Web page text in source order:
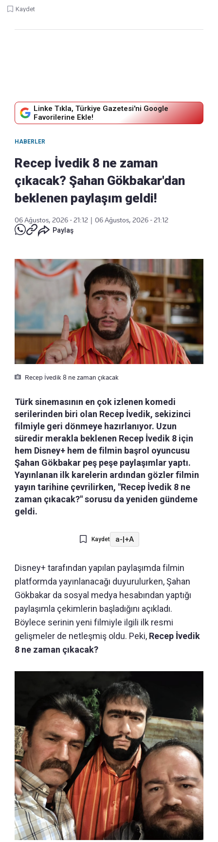
Kaydet
Linke Tıkla, Türkiye Gazetesi'ni Google
Favorilerine Ekle!
HABERLER
Recep İvedik 8 ne zaman
çıkacak? Şahan Gökbakar'dan
beklenen paylaşım geldi!
06 Ağustos, 2026 - 21:12
06 Ağustos, 2026 - 21:12
Paylaş
Recep İvedik 8 ne zaman çıkacak
Türk sinemasının en çok izlenen komedi
serilerinden biri olan Recep İvedik, sekizinci
filmiyle geri dönmeye hazırlanıyor. Uzun
süredir merakla beklenen Recep İvedik 8 için
hem Disney+ hem de filmin başrol oyuncusu
Şahan Gökbakar peş peşe paylaşımlar yaptı.
Yayınlanan ilk karelerin ardından gözler filmin
yayın tarihine çevrilirken, "Recep İvedik 8 ne
zaman çıkacak?" sorusu da yeniden gündeme
geldi.
Kaydet a-|+A
Disney+ tarafından yapılan paylaşımda filmin
platformda yayınlanacağı duyurulurken, Şahan
Gökbakar da sosyal medya hesabından yaptığı
paylaşımla çekimlerin başladığını açıkladı.
Böylece serinin yeni filmiyle ilgili ilk resmi
gelişmeler de netleşmiş oldu. Peki, Recep İvedik
8 ne zaman çıkacak?